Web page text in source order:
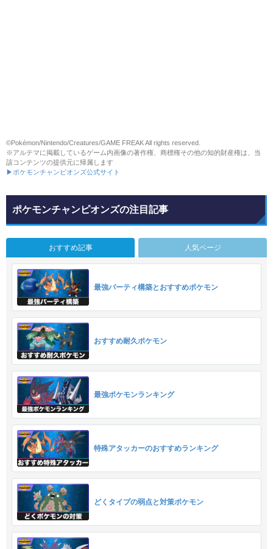
©Pokémon/Nintendo/Creatures/GAME FREAK All rights reserved.
※アルテマに掲載しているゲーム内画像の著作権、商標権その他の知的財産権は、当
該コンテンツの提供元に帰属します
▶ポケモンチャンピオンズ公式サイト
ポケモンチャンピオンズの注目記事
おすすめ記事 人気ページ
最強パーティ構築とおすすめポケモン
おすすめ耐久ポケモン
最強ポケモンランキング
特殊アタッカーのおすすめランキング
どくタイプの弱点と対策ポケモン